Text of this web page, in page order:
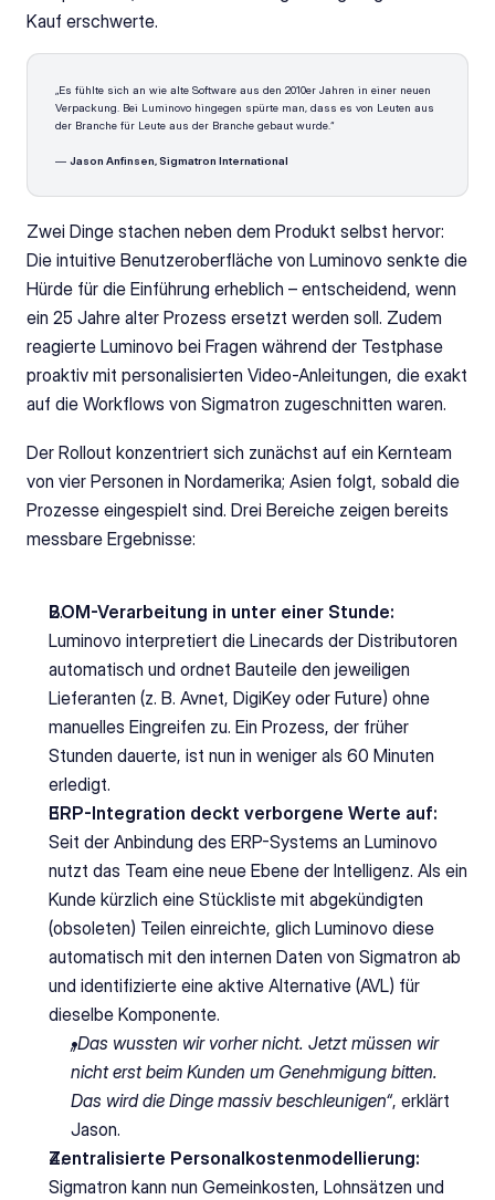
Kauf erschwerte.
„Es fühlte sich an wie alte Software aus den 2010er Jahren in einer neuen
Verpackung. Bei Luminovo hingegen spürte man, dass es von Leuten aus
der Branche für Leute aus der Branche gebaut wurde.“
— Jason Anfinsen, Sigmatron International
Zwei Dinge stachen neben dem Produkt selbst hervor:
Die intuitive Benutzeroberfläche von Luminovo senkte die
Hürde für die Einführung erheblich – entscheidend, wenn
ein 25 Jahre alter Prozess ersetzt werden soll. Zudem
reagierte Luminovo bei Fragen während der Testphase
proaktiv mit personalisierten Video-Anleitungen, die exakt
auf die Workflows von Sigmatron zugeschnitten waren.
Der Rollout konzentriert sich zunächst auf ein Kernteam
von vier Personen in Nordamerika; Asien folgt, sobald die
Prozesse eingespielt sind. Drei Bereiche zeigen bereits
messbare Ergebnisse:
BOM-Verarbeitung in unter einer Stunde:
Luminovo interpretiert die Linecards der Distributoren
automatisch und ordnet Bauteile den jeweiligen
Lieferanten (z. B. Avnet, DigiKey oder Future) ohne
manuelles Eingreifen zu. Ein Prozess, der früher
Stunden dauerte, ist nun in weniger als 60 Minuten
erledigt.
ERP-Integration deckt verborgene Werte auf:
Seit der Anbindung des ERP-Systems an Luminovo
nutzt das Team eine neue Ebene der Intelligenz. Als ein
Kunde kürzlich eine Stückliste mit abgekündigten
(obsoleten) Teilen einreichte, glich Luminovo diese
automatisch mit den internen Daten von Sigmatron ab
und identifizierte eine aktive Alternative (AVL) für
dieselbe Komponente.
„Das wussten wir vorher nicht. Jetzt müssen wir
nicht erst beim Kunden um Genehmigung bitten.
Das wird die Dinge massiv beschleunigen“, erklärt
Jason.
Zentralisierte Personalkostenmodellierung:
Sigmatron kann nun Gemeinkosten, Lohnsätzen und